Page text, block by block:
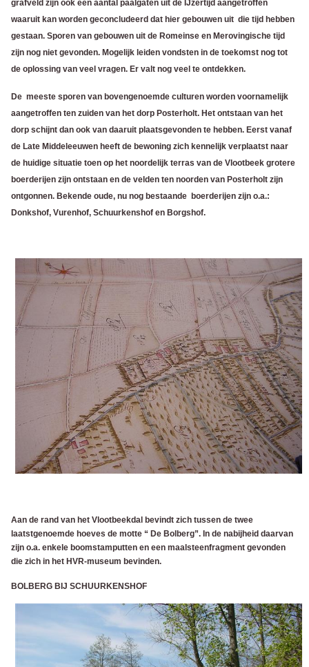
grafveld zijn ook een aantal paalgaten uit de IJzertijd aangetroffen
waaruit kan worden geconcludeerd dat hier gebouwen uit die tijd hebben
gestaan. Sporen van gebouwen uit de Romeinse en Merovingische tijd
zijn nog niet gevonden. Mogelijk leiden vondsten in de toekomst nog tot
de oplossing van veel vragen. Er valt nog veel te ontdekken.
De meeste sporen van bovengenoemde culturen worden voornamelijk
aangetroffen ten zuiden van het dorp Posterholt. Het ontstaan van het
dorp schijnt dan ook van daaruit plaatsgevonden te hebben. Eerst vanaf
de Late Middeleeuwen heeft de bewoning zich kennelijk verplaatst naar
de huidige situatie toen op het noordelijk terras van de Vlootbeek grotere
boerderijen zijn ontstaan en de velden ten noorden van Posterholt zijn
ontgonnen. Bekende oude, nu nog bestaande boerderijen zijn o.a.:
Donkshof, Vurenhof, Schuurkenshof en Borgshof.
Aan de rand van het Vlootbeekdal bevindt zich tussen de twee
laatstgenoemde hoeves de motte “ De Bolberg”. In de nabijheid daarvan
zijn o.a. enkele boomstamputten en een maalsteenfragment gevonden
die zich in het HVR-museum bevinden.
BOLBERG BIJ SCHUURKENSHOF